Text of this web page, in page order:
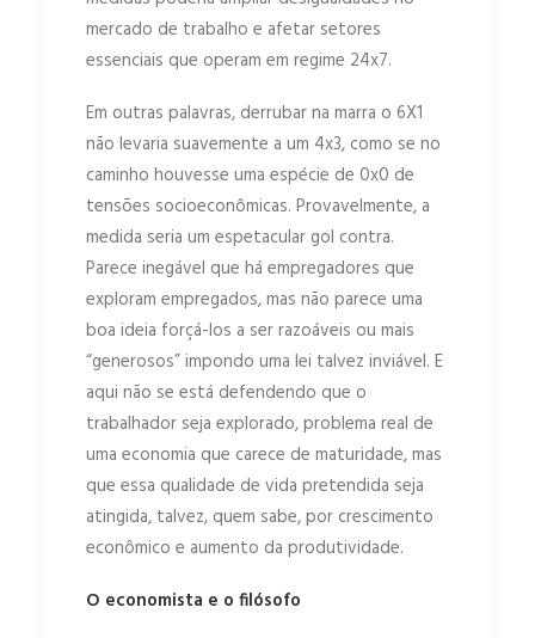
mercado de trabalho e afetar setores
essenciais que operam em regime 24x7.
Em outras palavras, derrubar na marra o 6X1
não levaria suavemente a um 4x3, como se no
caminho houvesse uma espécie de 0x0 de
tensões socioeconômicas. Provavelmente, a
medida seria um espetacular gol contra.
Parece inegável que há empregadores que
exploram empregados, mas não parece uma
boa ideia forçá-los a ser razoáveis ou mais
“generosos” impondo uma lei talvez inviável. E
aqui não se está defendendo que o
trabalhador seja explorado, problema real de
uma economia que carece de maturidade, mas
que essa qualidade de vida pretendida seja
atingida, talvez, quem sabe, por crescimento
econômico e aumento da produtividade.
O economista e o filósofo